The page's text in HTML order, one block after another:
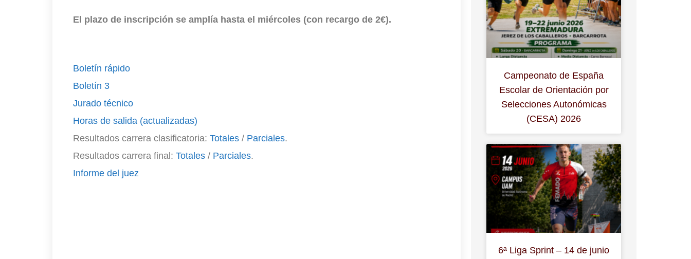
El plazo de inscripción se amplía hasta el miércoles (con recargo de 2€).
Boletín rápido
Boletín 3
Jurado técnico
Horas de salida (actualizadas)
Resultados carrera clasificatoria: Totales / Parciales.
Resultados carrera final: Totales / Parciales.
Informe del juez
Campeonato de España
Escolar de Orientación por
Selecciones Autonómicas
(CESA) 2026
6ª Liga Sprint – 14 de junio